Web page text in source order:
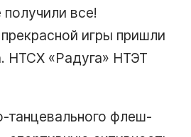
все!
игры пришли
НТСХ «Радуга» НТЭТ
танцевального флеш-